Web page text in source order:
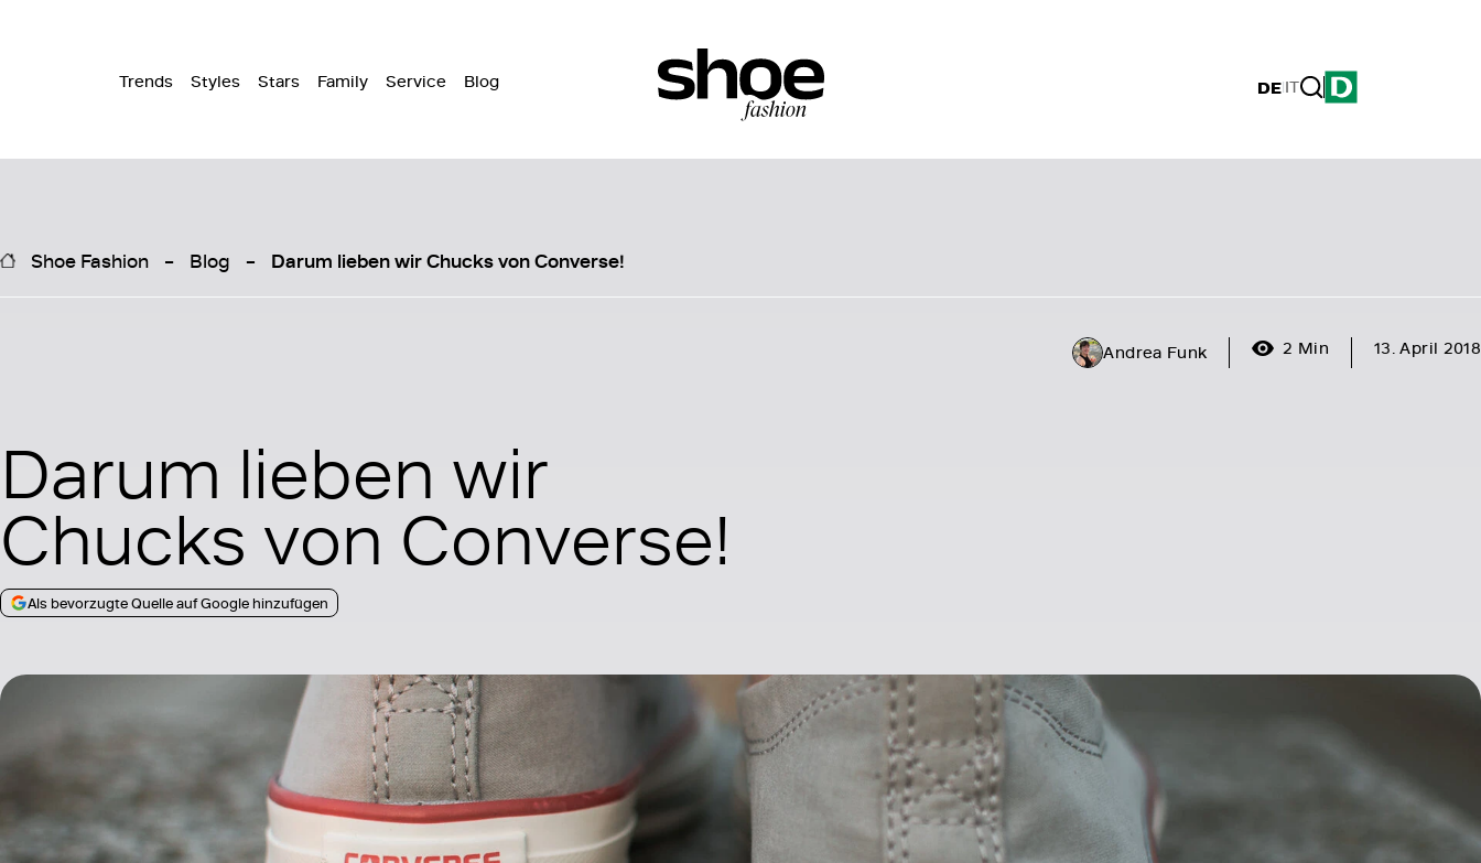
Trends Styles Stars Family Service Blog DE|IT
Shoe Fashion Blog Darum lieben wir Chucks von Converse!
Andrea Funk 2 Min 13. April 2018
Darum lieben wir
Chucks von Converse!
Als bevorzugte Quelle auf Google hinzufügen